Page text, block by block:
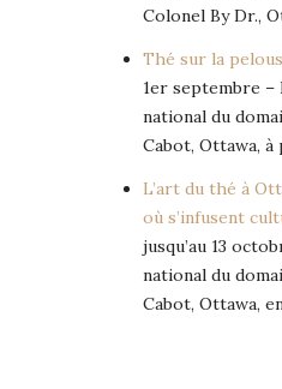
Colonel By Dr.,
Thé sur la
1er septembre
national du
Cabot, Ottawa,
L’art du thé à
où s’infusent
jusqu’au 13
national du
Cabot, Ottawa,